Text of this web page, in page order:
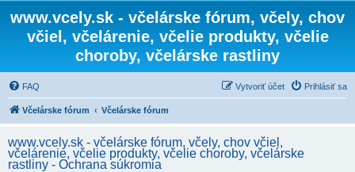
www.vcely.sk - včelárske fórum, včely, chov
včiel, včelárenie, včelie produkty, včelie
choroby, včelárske rastliny
FAQ Prihlásiť sa
Vytvoriť účet
Včelárske fórum Včelárske fórum
www.vcely.sk - včelárske fórum, včely, chov včiel,
včelárenie, včelie produkty, včelie choroby, včelárske
rastliny - Ochrana súkromia